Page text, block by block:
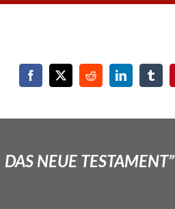
NEUE TESTAMENT”